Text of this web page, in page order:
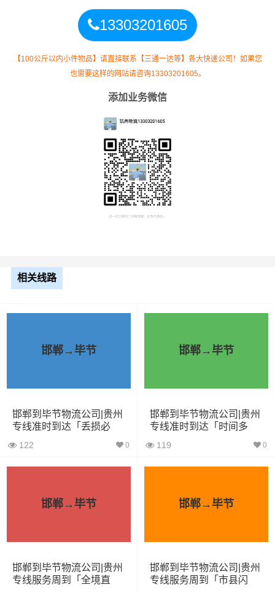
高栏
2159公里
10.5元 2159公里
整车运输价格计算方式通常是按单价×公里，
根据货物类型选择合适车型
装载重量
中型面
包车
6立方 1.2吨 2.4×1.6×1.9
6立方 2×1.8×2.2
9立方 1.5吨 3×2×2.9
中型货
13303201605
【100公斤以内小件物品】请直接联系【三通一达等】各大快递公司！如果您
也需要这样的网站请咨询13303201605。
添加业务微信
相关线路
邯郸→毕节
邯郸到毕节物流公司|贵州
专线准时到达「丢损必
122 0
邯郸→毕节
邯郸到毕节物流公司|贵州
专线准时到达「时间多
119 0
邯郸→毕节
邯郸到毕节物流公司|贵州
专线服务周到「全境直
邯郸→毕节
邯郸到毕节物流公司|贵州
专线服务周到「市县闪